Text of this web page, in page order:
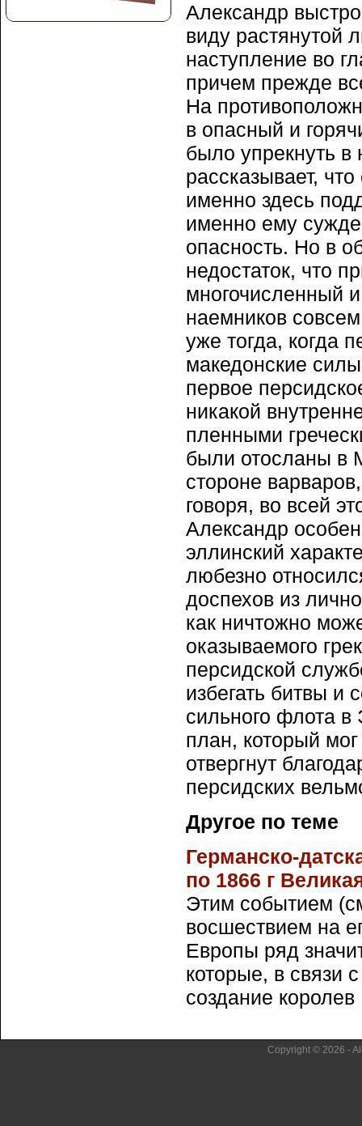
Александр
виду растянутой
наступление во
причем прежде
На
в опасный и
было упрекнуть в
рассказывает,
именно здесь
именно ему
опасность. Но в
недостаток, что
многочисленный
наемников
уже тогда, когда
македонские силы
первое
никакой
пленными
были отосланы в
стороне
говоря, во всей
Александр
эллинский
любезно
доспехов из
как ничтожно
оказываемого
персидской
избегать битвы и
сильного флота
план, который
отвергнут
персидских
Другое по теме
Германско-
по 1866 г
Этим событием
восшествием на
Европы ряд
которые, в связи
создание королев
Copyright © 2026 -